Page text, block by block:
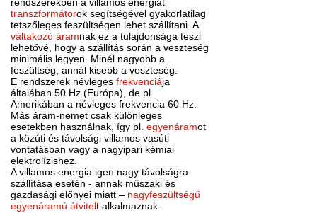
rendszerekben a villamos energiát
transzformátorok segítségével gyakorlatilag
tetszőleges feszültségen lehet szállítani. A
váltakozó áramnak ez a tulajdonsága teszi
lehetővé, hogy a szállítás során a veszteség
minimális legyen. Minél nagyobb a
feszültség, annál kisebb a veszteség.
E rendszerek névlegesfrekvenciája
általában 50 Hz (Európa), de pl.
Amerikában a névleges frekvencia 60 Hz.
Más áram-nemet csak különleges
esetekben használnak, így pl.egyenáramot
a közúti és távolsági villamos vasúti
vontatásban vagy a nagyipari kémiai
elektrolízishez.
A villamos energia igen nagy távolságra
szállítása esetén - annak műszaki és
gazdasági előnyei miatt – nagyfeszültségű
egyenáramú átvitelt alkalmaznak.